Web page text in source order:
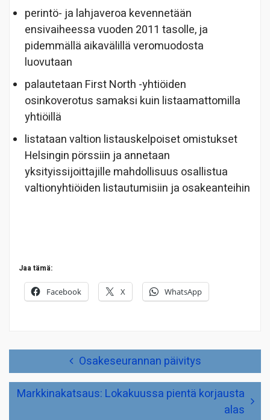
perintö- ja lahjaveroa kevennetään
ensivaiheessa vuoden 2011 tasolle, ja
pidemmällä aikavälillä veromuodosta
luovutaan
palautetaan First North -yhtiöiden
osinkoverotus samaksi kuin listaamattomilla
yhtiöillä
listataan valtion listauskelpoiset omistukset
Helsingin pörssiin ja annetaan
yksityissijoittajille mahdollisuus osallistua
valtionyhtiöiden listautumisiin ja osakeanteihin
Jaa tämä:
Facebook X WhatsApp
Osakeseurannan päivitys
Markkinakatsaus: Lokakuussa pientä korjausta
alas